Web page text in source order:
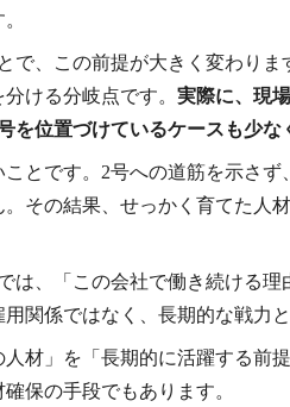
で、この前提が大きく変わり
ける分岐点です。 実際に、現
位置づけているケースも少な
とです。2号への道筋を示さず
その結果、せっかく育てた人
は、「この会社で働き続ける
関係ではなく、長期的な戦力
材」を「長期的に活躍する前
保の手段でもあります。